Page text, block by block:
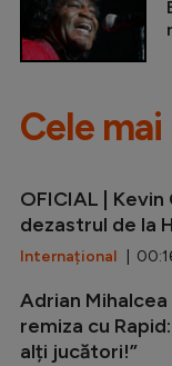
Cele
OFICIAL |
dezastrul de la
Internațional |
Adrian
remiza cu
alți jucători!”